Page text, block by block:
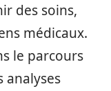
des soins,
médicaux.
le parcours
analyses